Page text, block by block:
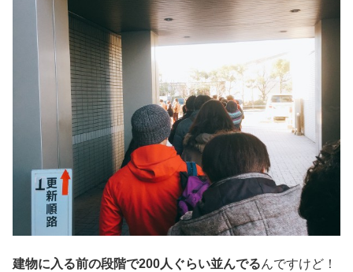
建物に入る前の段階で200人ぐらい並んでるんですけど！